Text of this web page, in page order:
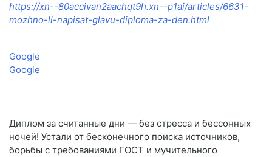
https://xn--80accivan2aachqt9h.xn--p1ai/articles/6631-
mozhno-li-napisat-glavu-diploma-za-den.html
Google
Google
Диплом за считанные дни — без стресса и бессонных
ночей! Устали от бесконечного поиска источников,
борьбы с требованиями ГОСТ и мучительного